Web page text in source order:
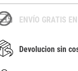
ENVÍO GRATIS
Devolucion sin